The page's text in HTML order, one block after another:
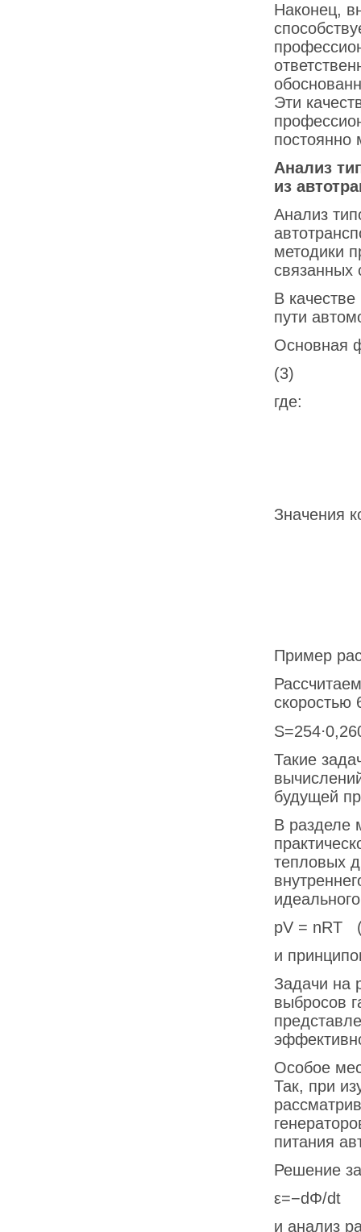
Наконец,
Эти
постоянно
Анализ
из
Анализ
методики
связанных
В
пути
Основная
(3)
где:
Значения
Пример
скоростью
Такие
будущей
В разделе
тепловых
pV = nRT
и
Задачи на
выбросов
Особое
Так, при
питания
Решение
ε=−dΦ/dt
и анализ